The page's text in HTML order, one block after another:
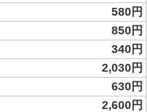
580円
850円
340円
2,030円
630円
2,600円